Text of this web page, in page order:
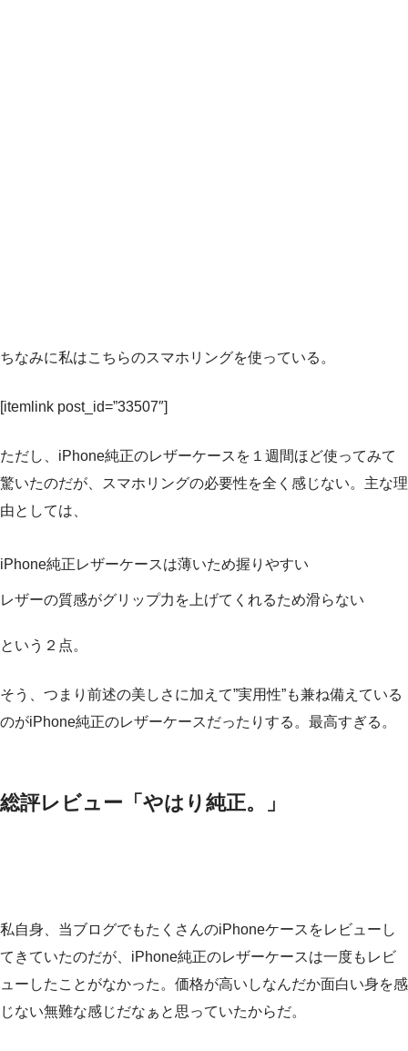
ちなみに私はこちらのスマホリングを使っている。
[itemlink post_id=”33507″]
ただし、iPhone純正のレザーケースを１週間ほど使ってみて
驚いたのだが、スマホリングの必要性を全く感じない。主な理
由としては、
iPhone純正レザーケースは薄いため握りやすい
レザーの質感がグリップ力を上げてくれるため滑らない
という２点。
そう、つまり前述の美しさに加えて”実用性”も兼ね備えている
のがiPhone純正のレザーケースだったりする。最高すぎる。
総評レビュー「やはり純正。」
私自身、当ブログでもたくさんのiPhoneケースをレビューし
てきていたのだが、iPhone純正のレザーケースは一度もレビ
ューしたことがなかった。価格が高いしなんだか面白い身を感
じない無難な感じだなぁと思っていたからだ。